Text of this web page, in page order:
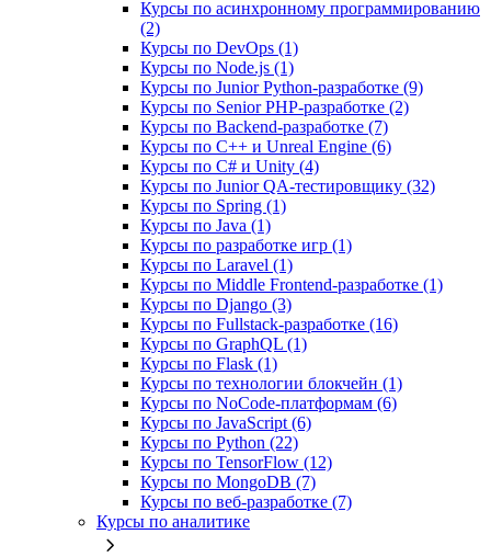
Курсы по асинхронному программированию
(2)
Курсы по DevOps (1)
Курсы по Node.js (1)
Курсы по Junior Python-разработке (9)
Курсы по Senior PHP-разработке (2)
Курсы по Backend‑разработке (7)
Курсы по C++ и Unreal Engine (6)
Курсы по C# и Unity (4)
Курсы по Junior QA-тестировщику (32)
Курсы по Spring (1)
Курсы по Java (1)
Курсы по разработке игр (1)
Курсы по Laravel (1)
Курсы по Middle Frontend-разработке (1)
Курсы по Django (3)
Курсы по Fullstack‑разработке (16)
Курсы по GraphQL (1)
Курсы по Flask (1)
Курсы по технологии блокчейн (1)
Курсы по NoCode‑платформам (6)
Курсы по JavaScript (6)
Курсы по Python (22)
Курсы по TensorFlow (12)
Курсы по MongoDB (7)
Курсы по веб‑разработке (7)
Курсы по аналитике